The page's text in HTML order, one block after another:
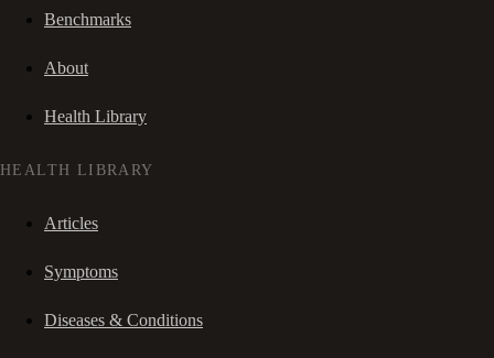
Benchmarks
About
Health Library
HEALTH LIBRARY
Articles
Symptoms
Diseases & Conditions